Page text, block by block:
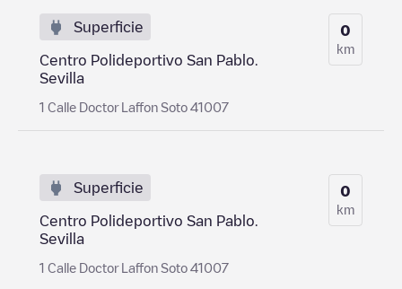
Superficie
Centro Polideportivo San Pablo.
Sevilla
1 Calle Doctor Laffon Soto 41007
0
km
Superficie
Centro Polideportivo San Pablo.
Sevilla
1 Calle Doctor Laffon Soto 41007
0
km